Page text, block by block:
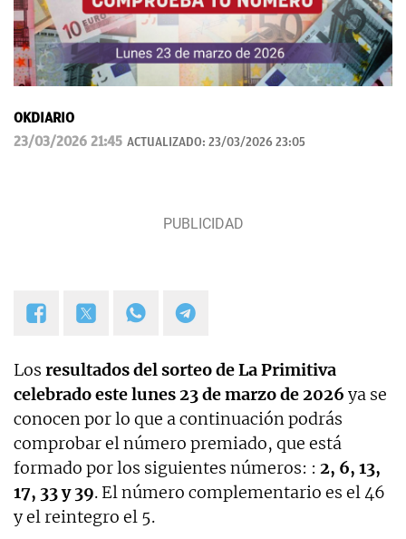
OKDIARIO
23/03/2026 21:45 ACTUALIZADO: 23/03/2026 23:05
Los resultados del sorteo de La Primitiva
celebrado este lunes 23 de marzo de 2026 ya se
conocen por lo que a continuación podrás
comprobar el número premiado, que está
formado por los siguientes números: : 2, 6, 13,
17, 33 y 39. El número complementario es el 46
y el reintegro el 5.